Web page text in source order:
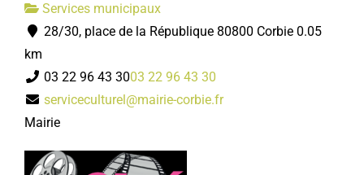
Services municipaux
28/30, place de la République 80800 Corbie 0.05
km
03 22 96 43 3003 22 96 43 30
serviceculturel@mairie-corbie.fr
Mairie